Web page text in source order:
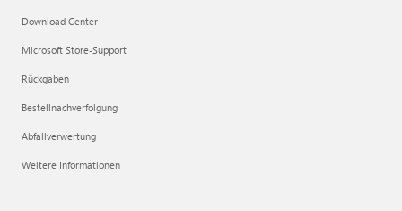
Download Center
Microsoft Store-Support
Rückgaben
Bestellnachverfolgung
Abfallverwertung
Weitere Informationen